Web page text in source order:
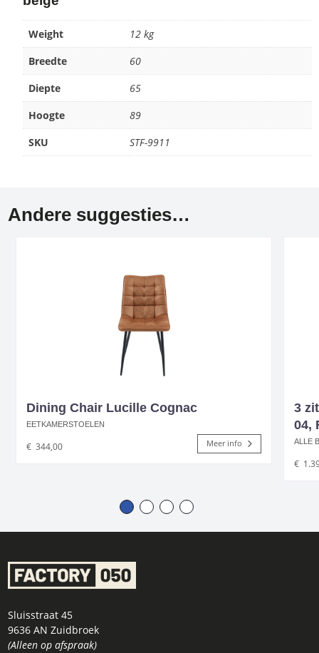
Weight
12 kg
Breedte
60
Diepte
65
Hoogte
89
SKU
STF-9911
Andere suggesties…
Dining Chair Lucille Cognac
EETKAMERSTOELEN
€ 344,00 Meer info
3
04,
ALLE
€
Sluisstraat 45
9636 AN Zuidbroek
(Alleen op afspraak)